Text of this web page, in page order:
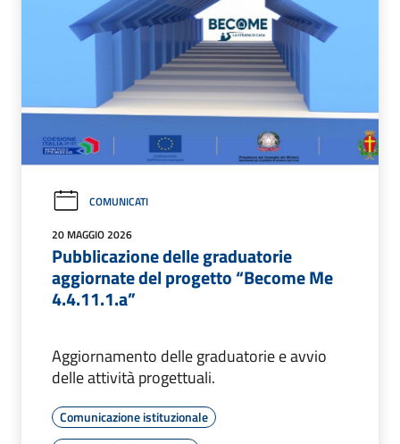
COMUNICATI
20 MAGGIO 2026
Pubblicazione delle graduatorie
aggiornate del progetto “Become Me
4.4.11.1.a”
Aggiornamento delle graduatorie e avvio
delle attività progettuali.
Comunicazione istituzionale